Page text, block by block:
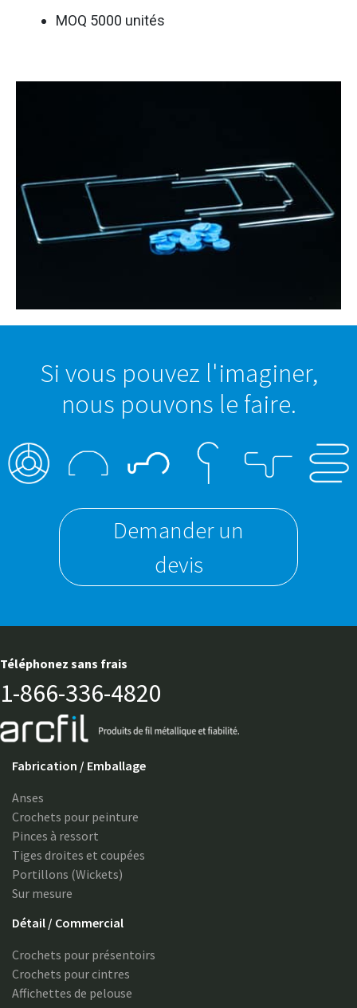
MOQ 5000 unités
Si vous pouvez l'imaginer,
nous pouvons le faire.
Demander un
devis
Téléphonez sans frais
1-866-336-4820
Fabrication / Emballage
Anses
Crochets pour peinture
Pinces à ressort
Tiges droites et coupées
Portillons (Wickets)
Sur mesure
Détail / Commercial
Crochets pour présentoirs
Crochets pour cintres
Affichettes de pelouse